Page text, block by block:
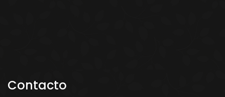
Contacto